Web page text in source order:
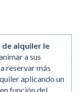
de alquiler le
a sus
reservar más
aplicando un
función del